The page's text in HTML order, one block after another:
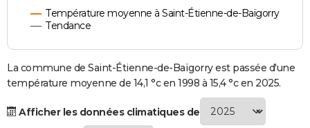
COPAINS D'AVANT
S'inscrire
Se connecter
Lycées
Collèges
Primaires
Universités
Entreprises
Service militaire
Avis de recherche
AVIS DE DÉCÈS
FORUM
Température moyenne à Saint-Étienne-de-Baïgorry
Tendance
La commune de Saint-Étienne-de-Baïgorry est passée d'une
température moyenne de 14,1 °c en 1998 à 15,4 °c en 2025.
Afficher les données climatiques de